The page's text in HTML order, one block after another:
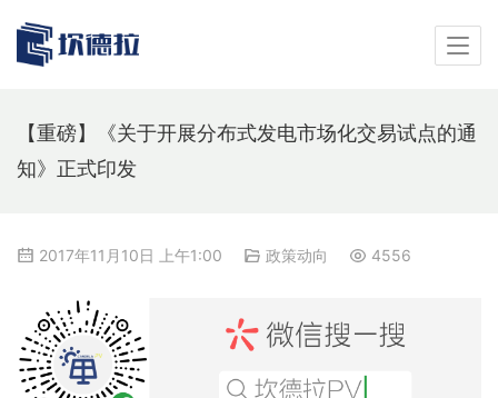
【重磅】《关于开展分布式发电市场化交易试点的通
知》正式印发
2017年11月10日 上午1:00 政策动向 4556